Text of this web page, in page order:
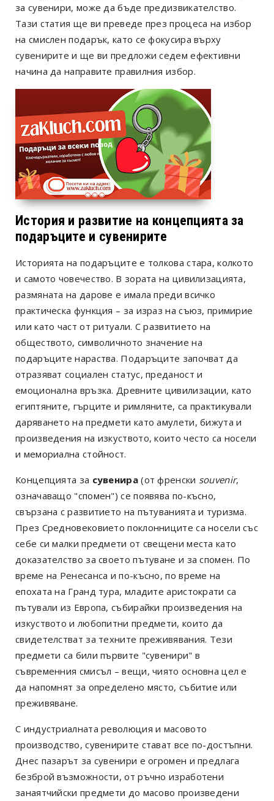
за сувенири, може да бъде предизвикателство.
Тази статия ще ви преведе през процеса на избор
на смислен подарък, като се фокусира върху
сувенирите и ще ви предложи седем ефективни
начина да направите правилния избор.
История и развитие на концепцията за
подаръците и сувенирите
Историята на подаръците е толкова стара, колкото
и самото човечество. В зората на цивилизацията,
размяната на дарове е имала преди всичко
практическа функция – за израз на съюз, примирие
или като част от ритуали. С развитието на
обществото, символичното значение на
подаръците нараства. Подаръците започват да
отразяват социален статус, преданост и
емоционална връзка. Древните цивилизации, като
египтяните, гърците и римляните, са практикували
даряването на предмети като амулети, бижута и
произведения на изкуството, които често са носели
и мемориална стойност.
Концепцията за сувенира(от френски souvenir,
означаващо "спомен") се появява по-късно,
свързана с развитието на пътуванията и туризма.
През Средновековието поклонниците са носели със
себе си малки предмети от свещени места като
доказателство за своето пътуване и за спомен. По
време на Ренесанса и по-късно, по време на
епохата на Гранд тура, младите аристократи са
пътували из Европа, събирайки произведения на
изкуството и любопитни предмети, които да
свидетелстват за техните преживявания. Тези
предмети са били първите "сувенири" в
съвременния смисъл – вещи, чиято основна цел е
да напомнят за определено място, събитие или
преживяване.
С индустриалната революция и масовото
производство, сувенирите стават все по-достъпни.
Днес пазарът за сувенири е огромен и предлага
безброй възможности, от ръчно изработени
занаятчийски предмети до масово произведени